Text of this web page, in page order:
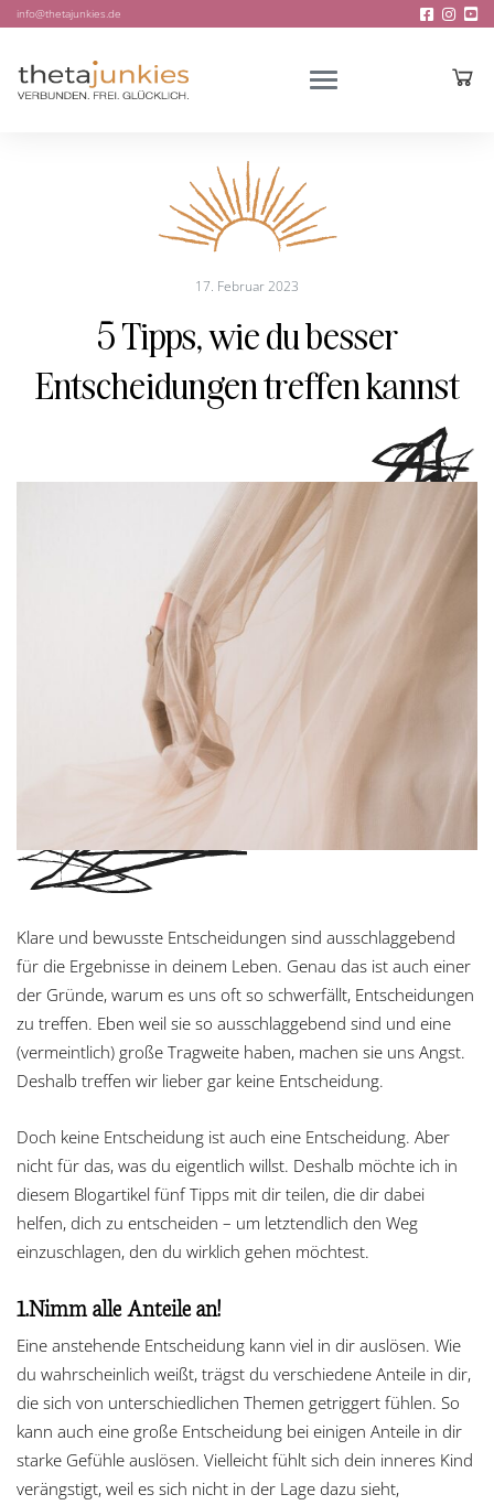
info@thetajunkies.de
17. Februar 2023
5 Tipps, wie du besser
Entscheidungen treffen kannst
Klare und bewusste Entscheidungen sind ausschlaggebend
für die Ergebnisse in deinem Leben. Genau das ist auch einer
der Gründe, warum es uns oft so schwerfällt, Entscheidungen
zu treffen. Eben weil sie so ausschlaggebend sind und eine
(vermeintlich) große Tragweite haben, machen sie uns Angst.
Deshalb treffen wir lieber gar keine Entscheidung.
Doch keine Entscheidung ist auch eine Entscheidung. Aber
nicht für das, was du eigentlich willst. Deshalb möchte ich in
diesem Blogartikel fünf Tipps mit dir teilen, die dir dabei
helfen, dich zu entscheiden – um letztendlich den Weg
einzuschlagen, den du wirklich gehen möchtest.
1.Nimm alle Anteile an!
Eine anstehende Entscheidung kann viel in dir auslösen. Wie
du wahrscheinlich weißt, trägst du verschiedene Anteile in dir,
die sich von unterschiedlichen Themen getriggert fühlen. So
kann auch eine große Entscheidung bei einigen Anteile in dir
starke Gefühle auslösen. Vielleicht fühlt sich dein inneres Kind
verängstigt, weil es sich nicht in der Lage dazu sieht,